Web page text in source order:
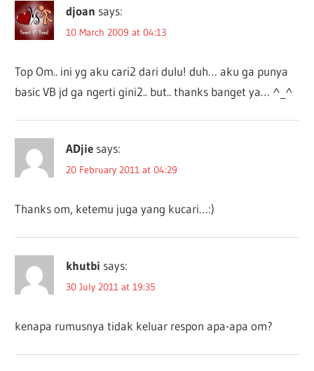
djoan says:
10 March 2009 at 04:13
Top Om.. ini yg aku cari2 dari dulu! duh… aku ga punya
basic VB jd ga ngerti gini2.. but.. thanks banget ya… ^_^
ADjie says:
20 February 2011 at 04:29
Thanks om, ketemu juga yang kucari…:)
khutbi says:
30 July 2011 at 19:35
kenapa rumusnya tidak keluar respon apa-apa om?